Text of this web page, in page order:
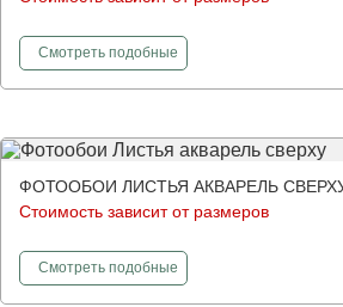
Смотретьфотообои
подобные
ФОТООБОИ ЛИСТЬЯ АКВАРЕЛЬ СВЕРХУ
Стоимость зависит от размеров
Смотретьфотообои
подобные